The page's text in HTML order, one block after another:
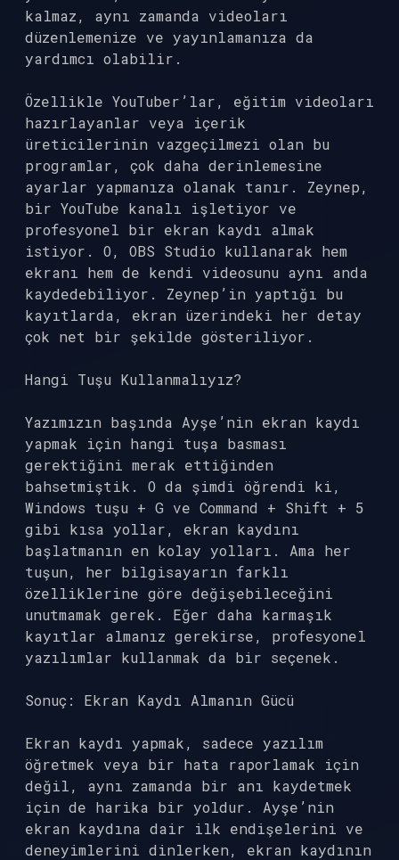
kalmaz, aynı zamanda videoları
düzenlemenize ve yayınlamanıza da
yardımcı olabilir.
Özellikle YouTuber’lar, eğitim videoları
hazırlayanlar veya içerik
üreticilerinin vazgeçilmezi olan bu
programlar, çok daha derinlemesine
ayarlar yapmanıza olanak tanır. Zeynep,
bir YouTube kanalı işletiyor ve
profesyonel bir ekran kaydı almak
istiyor. O, OBS Studio kullanarak hem
ekranı hem de kendi videosunu aynı anda
kaydedebiliyor. Zeynep’in yaptığı bu
kayıtlarda, ekran üzerindeki her detay
çok net bir şekilde gösteriliyor.
Hangi Tuşu Kullanmalıyız?
Yazımızın başında Ayşe’nin ekran kaydı
yapmak için hangi tuşa basması
gerektiğini merak ettiğinden
bahsetmiştik. O da şimdi öğrendi ki,
Windows tuşu + G ve Command + Shift + 5
gibi kısa yollar, ekran kaydını
başlatmanın en kolay yolları. Ama her
tuşun, her bilgisayarın farklı
özelliklerine göre değişebileceğini
unutmamak gerek. Eğer daha karmaşık
kayıtlar almanız gerekirse, profesyonel
yazılımlar kullanmak da bir seçenek.
Sonuç: Ekran Kaydı Almanın Gücü
Ekran kaydı yapmak, sadece yazılım
öğretmek veya bir hata raporlamak için
değil, aynı zamanda bir anı kaydetmek
için de harika bir yoldur. Ayşe’nin
ekran kaydına dair ilk endişelerini ve
deneyimlerini dinlerken, ekran kaydının